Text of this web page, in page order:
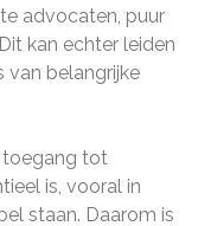
advocaten, puur
kan echter leiden
van belangrijke
toegang tot
is, vooral in
staan. Daarom is